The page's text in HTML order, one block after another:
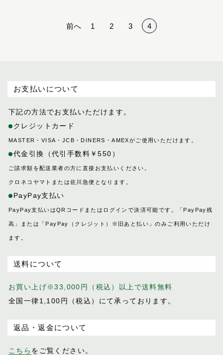
前へ 1 2 3 4
オーダーメイド
ドレッサージュ
ハーネス
ハノーバー
ハロン
バロン
ピッコラ
ピルエット
ピント
ファセット
フェル
ブルトン
プログレス
ホースマン
レインズ
ロイヤル
お支払いについて
下記の方法でお支払いただけます。
クレジットカード
MASTER・VISA・JCB・DINERS・AMEXがご使用いただけます。
代金引換（代引手数料￥550）
ご請求額を配送業者の方に直接お支払いください。
クロネコヤマトまたは佐川急便となります。
PayPay支払い
PayPay支払いはQRコードまたはログインで決済可能です。「PayPay残
高」または「PayPay（クレジット）※旧あと払い」のみご利用いただけ
ます。
送料について
お買い上げ※33,000円（税込）以上で送料無料
全国一律1,100円（税込）にて承っております。
返品・返金について
こちら をご覧ください。